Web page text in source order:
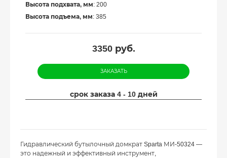
Высота подхвата, мм: 200
Высота подъема, мм: 385
3350руб.
ЗАКАЗАТЬ
срок заказа 4 - 10 дней
Гидравлический бутылочный домкрат Sparta МИ-50324 —
это надежный и эффективный инструмент,